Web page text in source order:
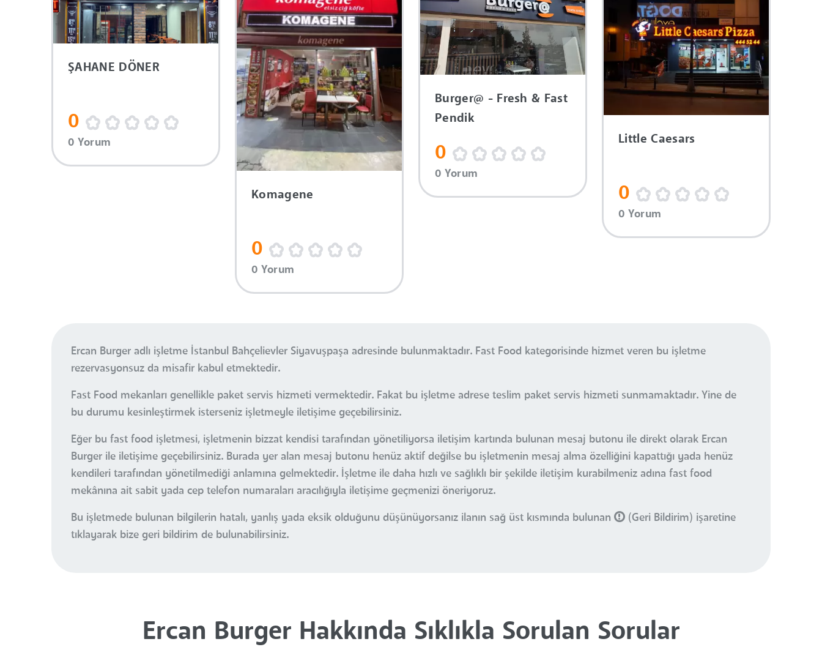
ŞAHANE DÖNER
0
0 Yorum
Komagene
0
0 Yorum
Burger@ - Fresh & Fast
Pendik
0
0 Yorum
Little Caesars
0
0 Yorum
Ercan Burger adlı işletme İstanbul Bahçelievler Siyavuşpaşa adresinde bulunmaktadır. Fast Food kategorisinde hizmet veren bu işletme
rezervasyonsuz da misafir kabul etmektedir.
Fast Food mekanları genellikle paket servis hizmeti vermektedir. Fakat bu işletme adrese teslim paket servis hizmeti sunmamaktadır. Yine de
bu durumu kesinleştirmek isterseniz işletmeyle iletişime geçebilirsiniz.
Eğer bu fast food işletmesi, işletmenin bizzat kendisi tarafından yönetiliyorsa iletişim kartında bulunan mesaj butonu ile direkt olarak Ercan
Burger ile iletişime geçebilirsiniz. Burada yer alan mesaj butonu henüz aktif değilse bu işletmenin mesaj alma özelliğini kapattığı yada henüz
kendileri tarafından yönetilmediği anlamına gelmektedir. İşletme ile daha hızlı ve sağlıklı bir şekilde iletişim kurabilmeniz adına fast food
mekânına ait sabit yada cep telefon numaraları aracılığıyla iletişime geçmenizi öneriyoruz.
Bu işletmede bulunan bilgilerin hatalı, yanlış yada eksik olduğunu düşünüyorsanız ilanın sağ üst kısmında bulunan
(Geri Bildirim) işaretine
tıklayarak bize geri bildirim de bulunabilirsiniz.
Ercan Burger Hakkında Sıklıkla Sorulan Sorular